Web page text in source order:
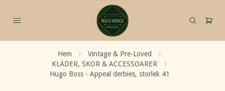
Hem
Vintage & Pre-Loved
KLÄDER, SKOR & ACCESSOARER
Hugo Boss - Appeal derbies, storlek 41